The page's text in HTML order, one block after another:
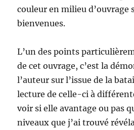
couleur en milieu d’ouvrage
bienvenues.
L’un des points
de cet ouvrage, c’est la
l’auteur sur l’issue de la
lecture de celle-ci à
voir si elle avantage ou pas
niveaux que j’ai trouvé